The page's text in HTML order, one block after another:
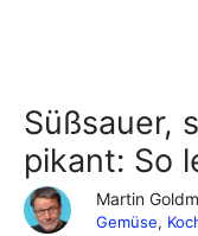
Süßsauer,
pikant: So
Martin
Gemüse,